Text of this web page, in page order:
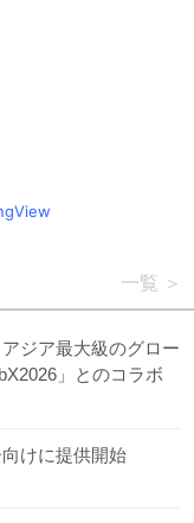
一覧
ジア最大級のグロー
」とのコラボ
けに提供開始